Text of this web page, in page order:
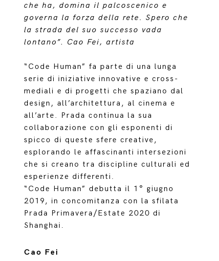
che ha, domina il palcoscenico e
governa la forza della rete. Spero che
la strada del suo successo vada
lontano”. Cao Fei, artista
“Code Human” fa parte di una lunga
serie di iniziative innovative e cross-
mediali e di progetti che spaziano dal
design, all’architettura, al cinema e
all’arte. Prada continua la sua
collaborazione con gli esponenti di
spicco di queste sfere creative,
esplorando le affascinanti intersezioni
che si creano tra discipline culturali ed
esperienze differenti.
“Code Human” debutta il 1° giugno
2019, in concomitanza con la sfilata
Prada Primavera/Estate 2020 di
Shanghai.
Cao Fei